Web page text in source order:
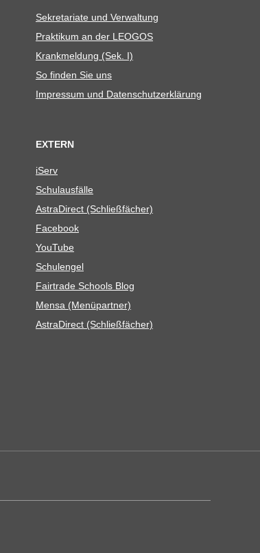
Sekre­ta­riate und Verwaltung
Prak­ti­kum an der LEOGOS
Krank­mel­dung (Sek. I)
So fin­den Sie uns
Impres­sum und Datenschutzerklärung
EXTERN
iServ
Schul­aus­fälle
Astra­Di­rect (Schließ­fä­cher)
Face­book
You­Tube
Schul­en­gel
Fair­trade Schools Blog
Mensa (Menü­part­ner)
Astra­Di­rect (Schließ­fä­cher)